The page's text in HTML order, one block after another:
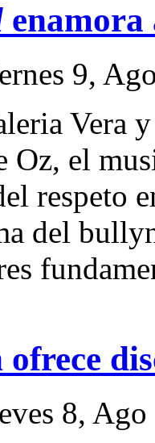
enamora
9,
Vera
Oz, el
respeto
del
8,